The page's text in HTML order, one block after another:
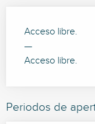
Acceso libre.
—
Acceso libre.
Periodos de